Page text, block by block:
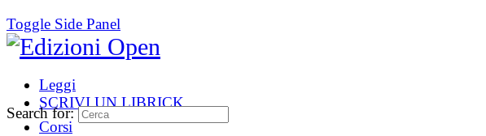
Toggle Side Panel
Leggi
SCRIVI UN LIBRICK
Corsi
Search for: